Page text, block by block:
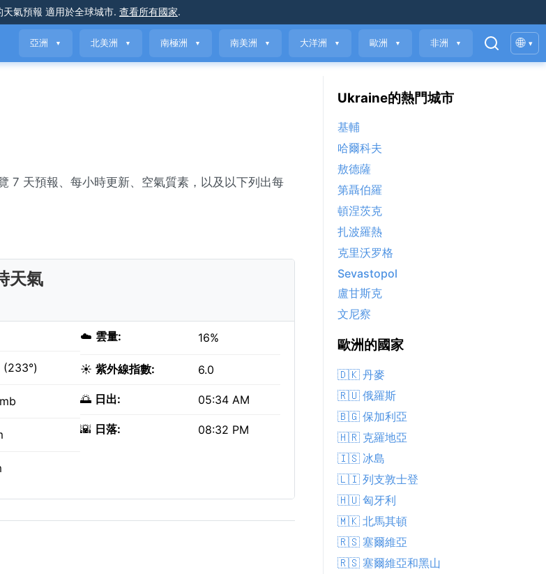
天氣預報 適用於全球城市. 查看所有國家.
亞洲 ▼ 北美洲 ▼ 南極洲 ▼ 南美洲 ▼ 大洋洲 ▼ 歐洲 ▼ 非洲 ▼ 🌐 ▾
7 天預報、每小時更新、空氣質素，以及以下列出每
天氣
(233°)
☁️ 雲量: 16%
☀️ 紫外線指數: 6.0
🌅 日出: 05:34 AM
🌇 日落: 08:32 PM
Ukraine的熱門城市
基輔
哈爾科夫
敖德薩
第聶伯羅
頓涅茨克
扎波羅熱
克里沃罗格
Sevastopol
盧甘斯克
文尼察
歐洲的國家
🇩🇰 丹麥
🇷🇺 俄羅斯
🇧🇬 保加利亞
🇭🇷 克羅地亞
🇮🇸 冰島
🇱🇮 列支敦士登
🇭🇺 匈牙利
🇲🇰 北馬其頓
🇷🇸 塞爾維亞
🇷🇸 塞爾維亞和黑山